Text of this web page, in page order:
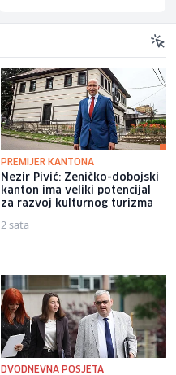
PREMIJER KANTONA
Nezir Pivić: Zeničko-dobojski
kanton ima veliki potencijal
za razvoj kulturnog turizma
2 sata
DVODNEVNA POSJETA